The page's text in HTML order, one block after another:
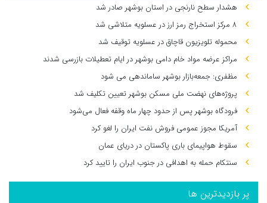
هشدار سطح نارنجی در استان بوشهر صادر شد
۸ مرکز استخراج رمز ارز در عسلویه متلاشی شد
محموله تلویزیون قاچاق در عسلویه توقیف شد
مراکز عرضه مواد خام دامی بوشهر در ایام تعطیلات بازرسی شدند
مظفری: جمعه‌بازار بوشهر ساماندهی می‌ شود
پروژه‌های نهضت ملی مسکن بوشهر تعیین تکلیف شد
فرودگاه بوشهر پس از حدود چهار ماه وقفه فعال می‌شود
آمریکا مجوز عمومی فروش نفت ایران را لغو کرد
سقوط هواپیمای باری پاکستان در دریای عمان
سنتکام حمله به اهدافی در جنوب ایران را تایید کرد
پر بازدیدترین ها